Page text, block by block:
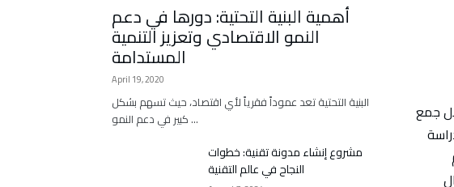
جمع
أهمية البنية التحتية: دورها في دعم
النمو الاقتصادي وتعزيز التنمية
المستدامة
April 19, 2020
البنية التحتية تعد عموداً فقرياً لأي اقتصاد، حيث تسهم بشكل
كبير في دعم النمو …
مشروع إنشاء مدونة تقنية: خطوات
النجاح في عالم التقنية